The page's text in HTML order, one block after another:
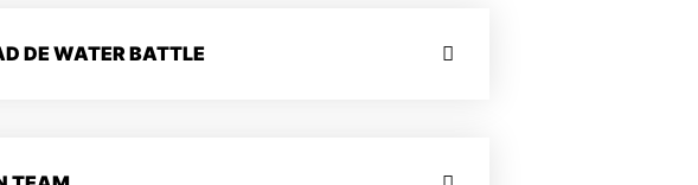
DE WATER BATTLE